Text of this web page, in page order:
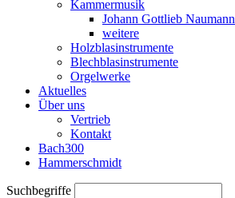
Kammermusik
Johann Gottlieb Naumann
weitere
Holzblasinstrumente
Blechblasinstrumente
Orgelwerke
Aktuelles
Über uns
Vertrieb
Kontakt
Bach300
Hammerschmidt
Suchbegriffe